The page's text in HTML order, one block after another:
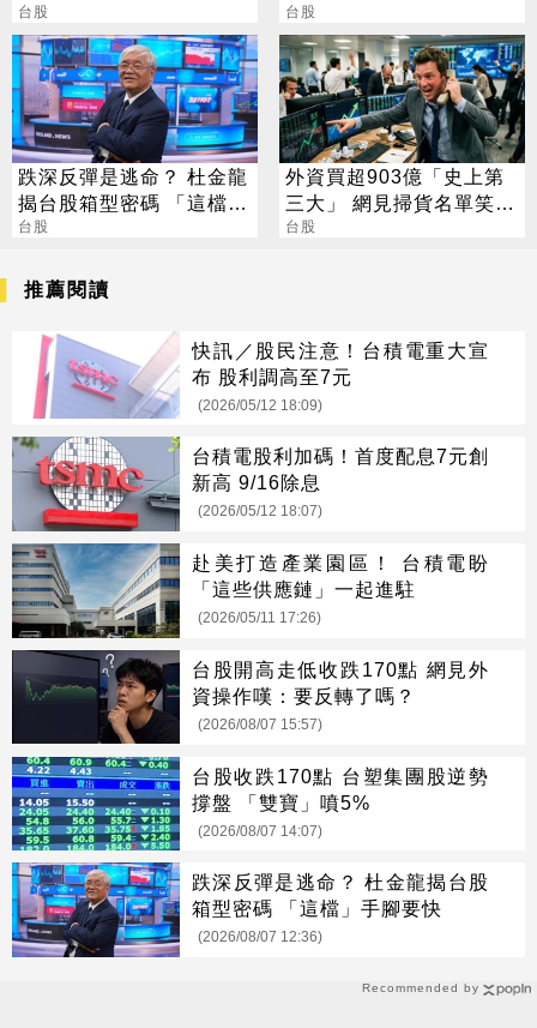
炮
台股
察4指標
台股
跌深反彈是逃命？ 杜金龍
揭台股箱型密碼 「這檔」
手腳要快
台股
外資買超903億「史上第
三大」 網見掃貨名單笑：
不懂在幹嘛
台股
Recommended by
推薦閱讀
快訊／股民注意！台積電重大宣
布 股利調高至7元
(2026/05/12 18:09)
台積電股利加碼！首度配息7元創
新高 9/16除息
(2026/05/12 18:07)
赴美打造產業園區！ 台積電盼
「這些供應鏈」一起進駐
(2026/05/11 17:26)
台股開高走低收跌170點 網見外
資操作嘆：要反轉了嗎？
(2026/08/07 15:57)
台股收跌170點 台塑集團股逆勢
撐盤 「雙寶」噴5%
(2026/08/07 14:07)
跌深反彈是逃命？ 杜金龍揭台股
箱型密碼 「這檔」手腳要快
(2026/08/07 12:36)